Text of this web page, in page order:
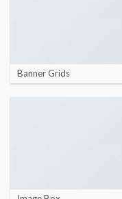
Banner Grids